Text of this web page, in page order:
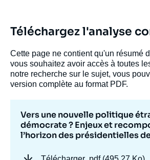
Téléchargez l'analyse
Cette page ne contient qu'un résumé
vous souhaitez avoir accès à toutes
notre recherche sur le sujet, vous
version complète au format PDF.
Vers une nouvelle politique
démocrate ? Enjeux et
l’horizon des présidentielles
Image
de
couverture
de
publication